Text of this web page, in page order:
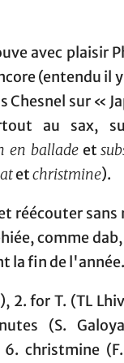
avec plaisir
(entendu il y
Chesnel sur «
au sax,
en balladeet
etchristmine).
réécouter
comme
la fin de
2. for T. (TL
(S.
6. christmine